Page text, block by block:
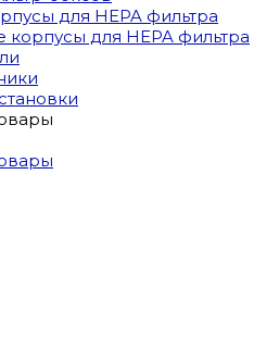
для HEPA фильтра
для HEPA фильтра